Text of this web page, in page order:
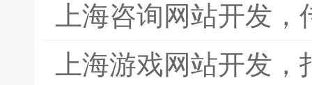
上海咨询网站开发
上海游戏网站开发